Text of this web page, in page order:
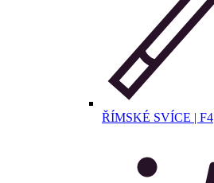
ŘÍMSKÉ SVÍCE | F4